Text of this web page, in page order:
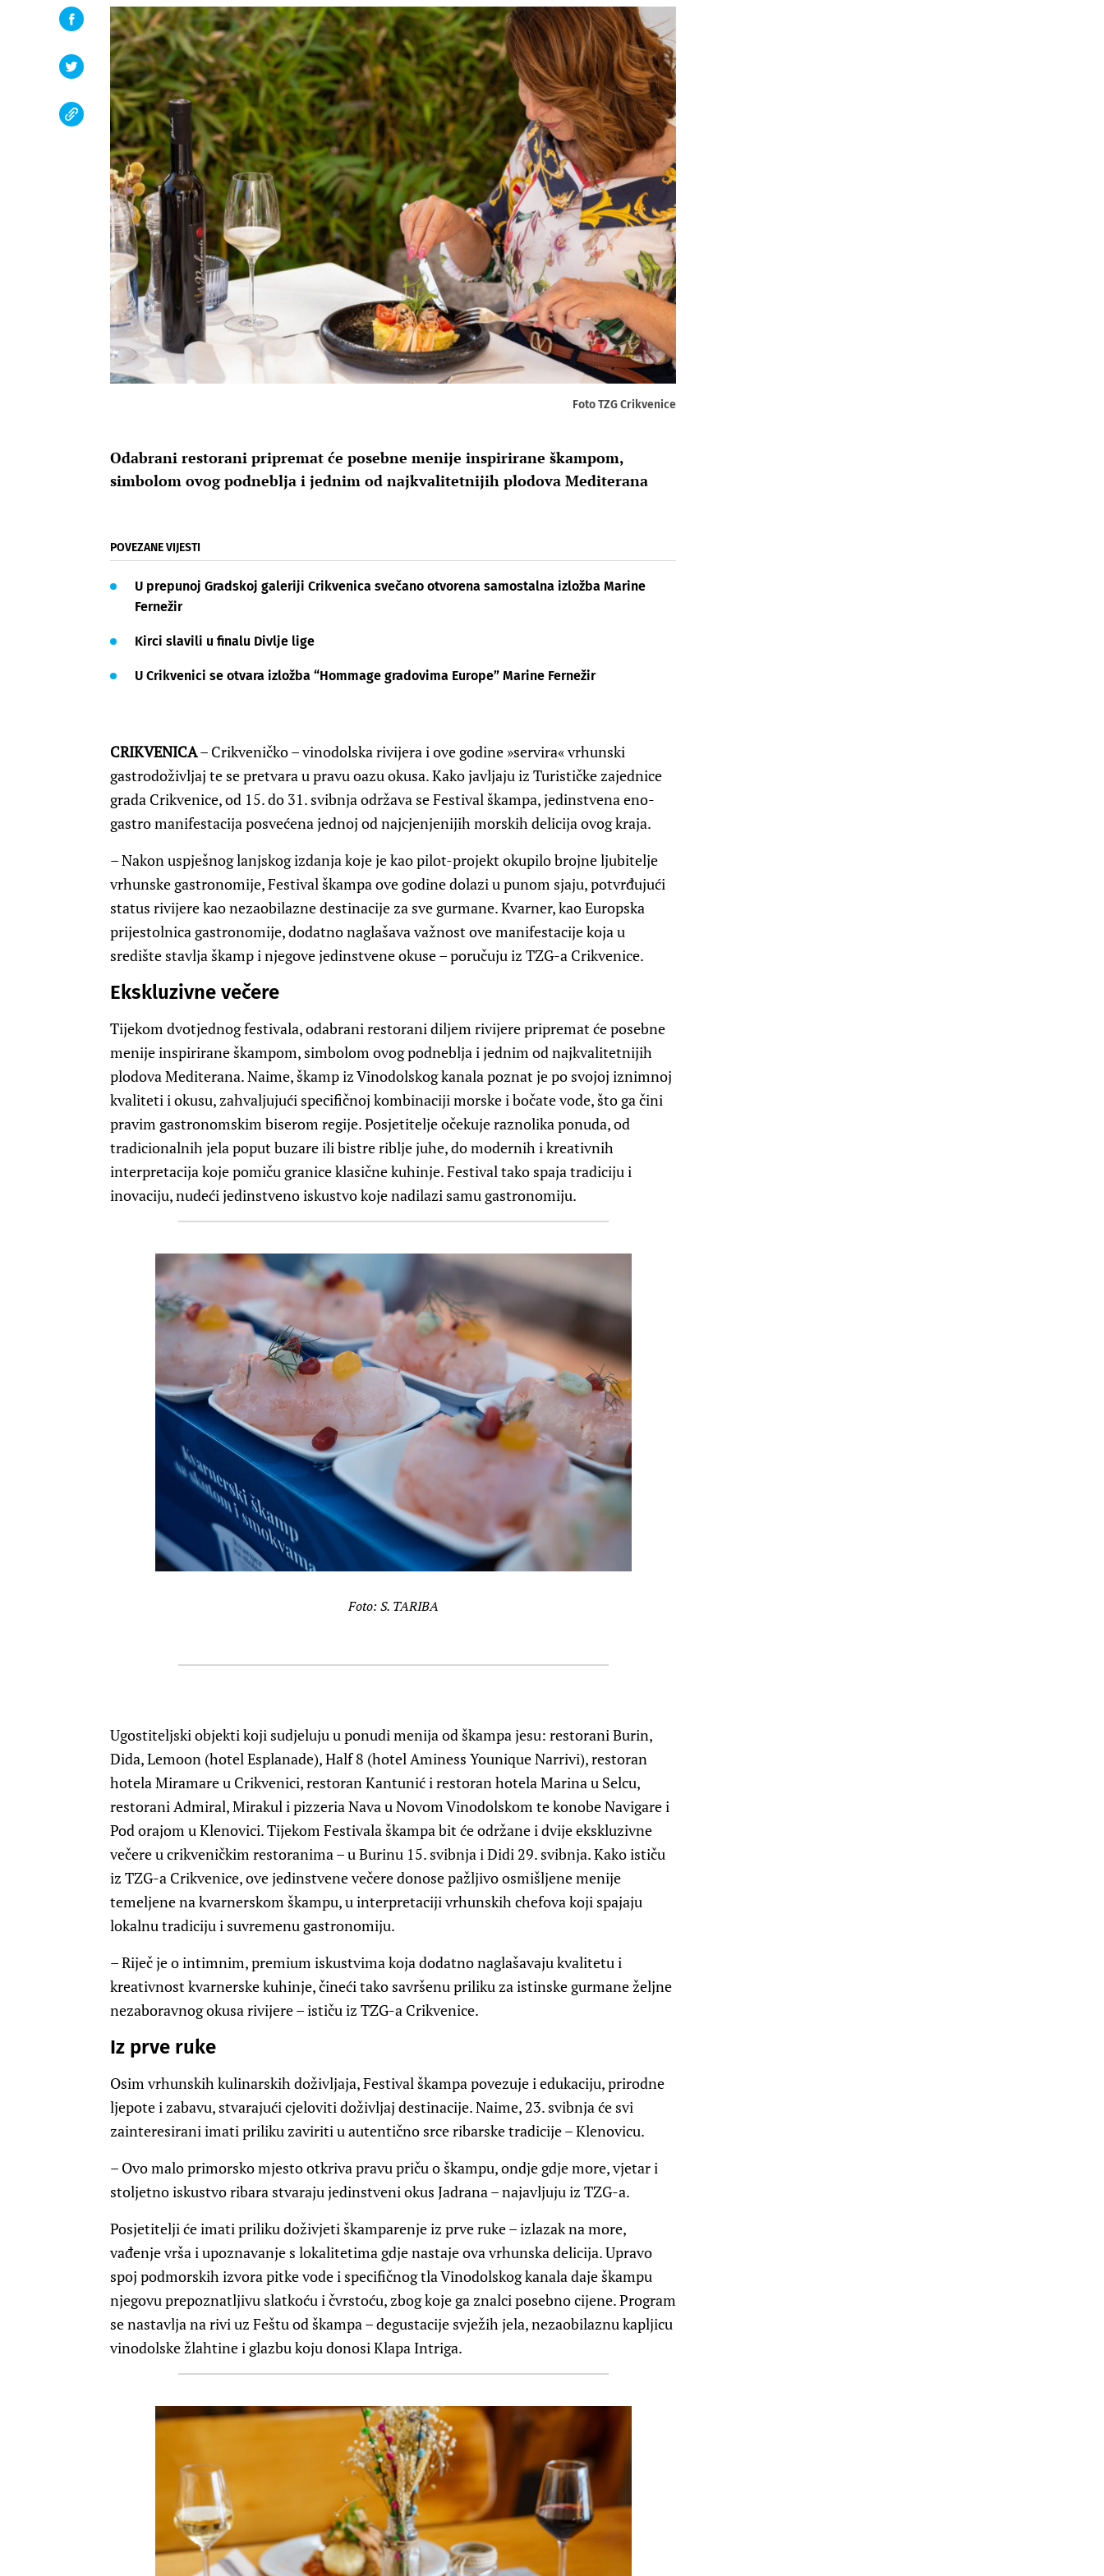
Foto TZG Crikvenice
Odabrani restorani pripremat će posebne menije inspirirane škampom,
simbolom ovog podneblja i jednim od najkvalitetnijih plodova Mediterana
POVEZANE VIJESTI
U prepunoj Gradskoj galeriji Crikvenica svečano otvorena samostalna izložba Marine
Fernežir
Kirci slavili u finalu Divlje lige
U Crikvenici se otvara izložba “Hommage gradovima Europe” Marine Fernežir
CRIKVENICA– Crikveničko – vinodolska rivijera i ove godine »servira« vrhunski
gastrodoživljaj te se pretvara u pravu oazu okusa. Kako javljaju iz Turističke zajednice
grada Crikvenice, od 15. do 31. svibnja održava se Festival škampa, jedinstvena eno-
gastro manifestacija posvećena jednoj od najcjenjenijih morskih delicija ovog kraja.
– Nakon uspješnog lanjskog izdanja koje je kao pilot-projekt okupilo brojne ljubitelje
vrhunske gastronomije, Festival škampa ove godine dolazi u punom sjaju, potvrđujući
status rivijere kao nezaobilazne destinacije za sve gurmane. Kvarner, kao Europska
prijestolnica gastronomije, dodatno naglašava važnost ove manifestacije koja u
središte stavlja škamp i njegove jedinstvene okuse – poručuju iz TZG-a Crikvenice.
Ekskluzivne večere
Tijekom dvotjednog festivala, odabrani restorani diljem rivijere pripremat će posebne
menije inspirirane škampom, simbolom ovog podneblja i jednim od najkvalitetnijih
plodova Mediterana. Naime, škamp iz Vinodolskog kanala poznat je po svojoj iznimnoj
kvaliteti i okusu, zahvaljujući specifičnoj kombinaciji morske i bočate vode, što ga čini
pravim gastronomskim biserom regije. Posjetitelje očekuje raznolika ponuda, od
tradicionalnih jela poput buzare ili bistre riblje juhe, do modernih i kreativnih
interpretacija koje pomiču granice klasične kuhinje. Festival tako spaja tradiciju i
inovaciju, nudeći jedinstveno iskustvo koje nadilazi samu gastronomiju.
Foto: S. TARIBA
Ugostiteljski objekti koji sudjeluju u ponudi menija od škampa jesu: restorani Burin,
Dida, Lemoon (hotel Esplanade), Half 8 (hotel Aminess Younique Narrivi), restoran
hotela Miramare u Crikvenici, restoran Kantunić i restoran hotela Marina u Selcu,
restorani Admiral, Mirakul i pizzeria Nava u Novom Vinodolskom te konobe Navigare i
Pod orajom u Klenovici. Tijekom Festivala škampa bit će održane i dvije ekskluzivne
večere u crikveničkim restoranima – u Burinu 15. svibnja i Didi 29. svibnja. Kako ističu
iz TZG-a Crikvenice, ove jedinstvene večere donose pažljivo osmišljene menije
temeljene na kvarnerskom škampu, u interpretaciji vrhunskih chefova koji spajaju
lokalnu tradiciju i suvremenu gastronomiju.
– Riječ je o intimnim, premium iskustvima koja dodatno naglašavaju kvalitetu i
kreativnost kvarnerske kuhinje, čineći tako savršenu priliku za istinske gurmane željne
nezaboravnog okusa rivijere – ističu iz TZG-a Crikvenice.
Iz prve ruke
Osim vrhunskih kulinarskih doživljaja, Festival škampa povezuje i edukaciju, prirodne
ljepote i zabavu, stvarajući cjeloviti doživljaj destinacije. Naime, 23. svibnja će svi
zainteresirani imati priliku zaviriti u autentično srce ribarske tradicije – Klenovicu.
– Ovo malo primorsko mjesto otkriva pravu priču o škampu, ondje gdje more, vjetar i
stoljetno iskustvo ribara stvaraju jedinstveni okus Jadrana – najavljuju iz TZG-a.
Posjetitelji će imati priliku doživjeti škamparenje iz prve ruke – izlazak na more,
vađenje vrša i upoznavanje s lokalitetima gdje nastaje ova vrhunska delicija. Upravo
spoj podmorskih izvora pitke vode i specifičnog tla Vinodolskog kanala daje škampu
njegovu prepoznatljivu slatkoću i čvrstoću, zbog koje ga znalci posebno cijene. Program
se nastavlja na rivi uz Feštu od škampa – degustacije svježih jela, nezaobilaznu kapljicu
vinodolske žlahtine i glazbu koju donosi Klapa Intriga.